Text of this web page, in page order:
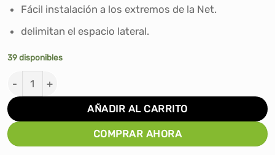
Fácil instalación a los extremos de la Net.
delimitan el espacio lateral.
39 disponibles
ANTENAS PARA NET DE VOLEY PVC C/FUNDAS
AÑADIR AL CARRITO
COMPRAR AHORA